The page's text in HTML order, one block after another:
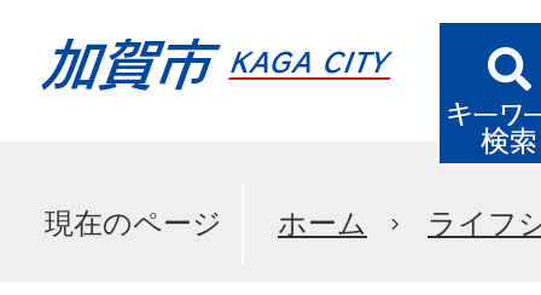
現在のページ ホーム ライフ